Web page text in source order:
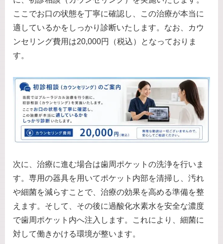
ここでお口の状態を丁寧に確認し、この治療が本当に
適しているかをしっかり診断いたします。なお、カウ
ンセリング費用は20,000円（税込）となっておりま
す。
次に、治療に進む場合は歯周ポケットの洗浄を行いま
す。専用の器具を用いてポケット内部を清掃し、汚れ
や細菌を減らすことで、治療の効果を高める準備を整
えます。そして、その後に過酸化水素水を安全な濃度
で歯周ポケット内へ注入します。これにより、細菌に
対して働きかける環境が整います。